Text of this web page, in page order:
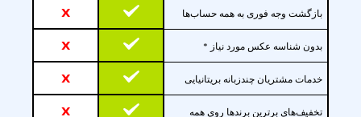
بازگشت وجه فوری به همه حساب‌ها x
بدون شناسه عکس مورد نیاز * x
خدمات مشتریان چندزبانه بریتانیایی x
تخفیف‌های برترین برندها روی همه
x